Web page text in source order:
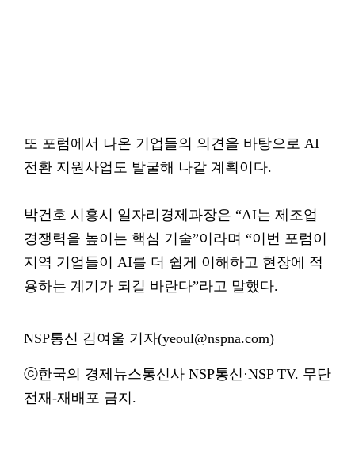
또 포럼에서 나온 기업들의 의견을 바탕으로 AI
전환 지원사업도 발굴해 나갈 계획이다.
박건호 시흥시 일자리경제과장은 “AI는 제조업
경쟁력을 높이는 핵심 기술”이라며 “이번 포럼이
지역 기업들이 AI를 더 쉽게 이해하고 현장에 적
용하는 계기가 되길 바란다”라고 말했다.
NSP통신 김여울 기자(yeoul@nspna.com)
ⓒ한국의 경제뉴스통신사 NSP통신·NSP TV. 무단
전재-재배포 금지.